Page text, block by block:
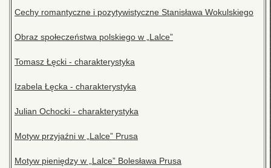
Cechy romantyczne i pozytywistyczne Stanisława Wokulskiego
Obraz społeczeństwa polskiego w „Lalce”
Tomasz Łęcki - charakterystyka
Izabela Łęcka - charakterystyka
Julian Ochocki - charakterystyka
Motyw przyjaźni w „Lalce” Prusa
Motyw pieniędzy w „Lalce” Bolesława Prusa